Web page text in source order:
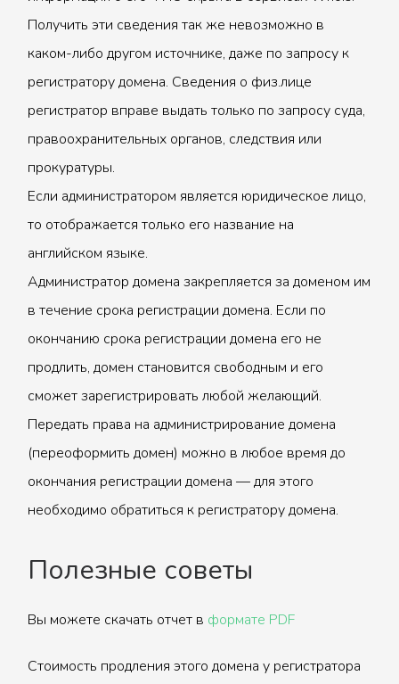
Получить эти сведения так же невозможно в
каком-либо другом источнике, даже по запросу к
регистратору домена. Сведения о физ.лице
регистратор вправе выдать только по запросу суда,
правоохранительных органов, следствия или
прокуратуры.
Если администратором является юридическое лицо,
то отображается только его название на
английском языке.
Администратор домена закрепляется за доменом им
в течение срока регистрации домена. Если по
окончанию срока регистрации домена его не
продлить, домен становится свободным и его
сможет зарегистрировать любой желающий.
Передать права на администрирование домена
(переоформить домен) можно в любое время до
окончания регистрации домена — для этого
необходимо обратиться к регистратору домена.
Полезные советы
Вы можете скачать отчет в формате PDF
Стоимость продления этого домена у регистратора